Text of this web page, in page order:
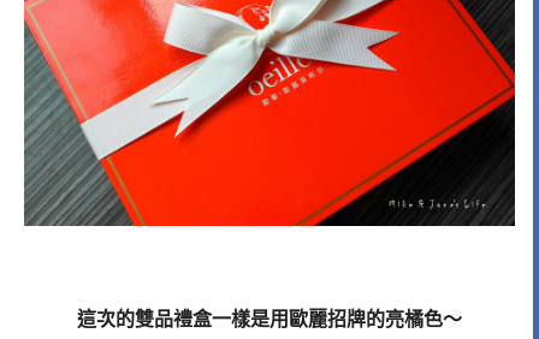
這次的雙品禮盒一樣是用歐麗招牌的亮橘色～